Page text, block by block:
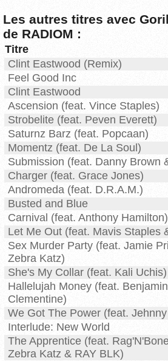
Les autres titres avec
de RADIOM :
Titre
Clint Eastwood (Remix)
Feel Good Inc
Clint Eastwood
Ascension (feat. Vince Staples)
Strobelite (feat. Peven Everett)
Saturnz Barz (feat. Popcaan)
Momentz (feat. De La Soul)
Submission (feat. Danny Brown
Charger (feat. Grace Jones)
Andromeda (feat. D.R.A.M.)
Busted and Blue
Carnival (feat. Anthony Hamilton)
Let Me Out (feat. Mavis Staples
Sex Murder Party (feat. Jamie
Zebra Katz)
She's My Collar (feat. Kali Uchis)
Hallelujah Money (feat. Benjamin
Clementine)
We Got The Power (feat.
Interlude: New World
The Apprentice (feat.
Zebra Katz & RAY BLK)